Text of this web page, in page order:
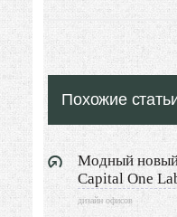
Дизайн санузлов
Дизайн гостевой
Дизайн балкона
Дизайн сауны
Похожие
Модный
Capital One
дизайн офисов